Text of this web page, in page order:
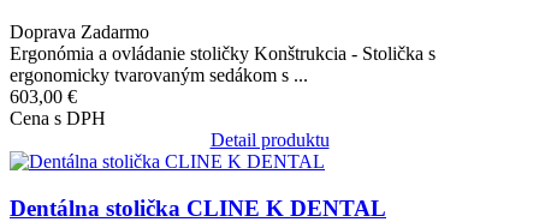
Doprava Zadarmo
Ergonómia a ovládanie stoličky Konštrukcia - Stolička s
ergonomicky tvarovaným sedákom s ...
603,00 €
Cena s DPH
Detail produktu
Obrázok
Dentálna stolička CLINE K DENTAL